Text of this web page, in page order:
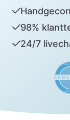
98%
24/7